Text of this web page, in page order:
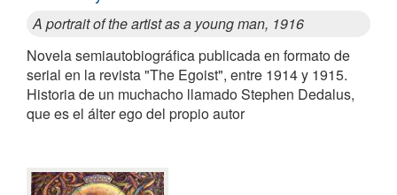
A portrait of the artist as a young man, 1916
Novela semiautobiográfica publicada en formato de
serial en la revista "The Egoist", entre 1914 y 1915.
Historia de un muchacho llamado Stephen Dedalus,
que es el álter ego del propio autor